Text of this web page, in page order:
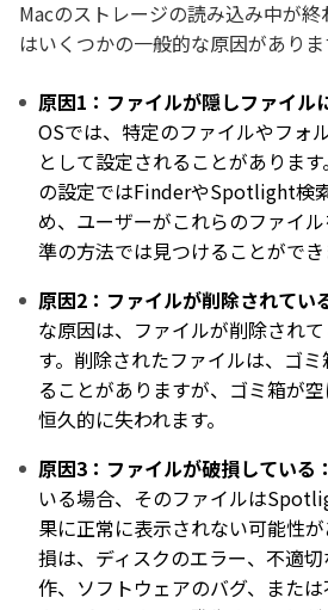
Macのストレージの読み込み中が
はいくつかの一般的な原因がありま
原因1：ファイルが隠しファイル
OSでは、特定のファイルやフォ
として設定されることがありま
の設定ではFinderやSpotlight検
め、ユーザーがこれらのファイ
準の方法では見つけることができ
原因2：ファイルが削除されてい
な原因は、ファイルが削除され
す。削除されたファイルは、ゴ
ることがありますが、ゴミ箱が
恒久的に失われます。
原因3：ファイルが破損している：
いる場合、そのファイルは
果に正常に表示されない可能性
損は、ディスクのエラー、不適
作、ソフトウェアのバグ、また